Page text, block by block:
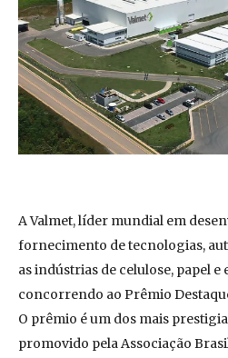
A Valmet, líder mundial em
fornecimento de tecnologias,
as indústrias de celulose, papel e
concorrendo ao Prêmio
O prêmio é um dos mais
promovido pela Associação